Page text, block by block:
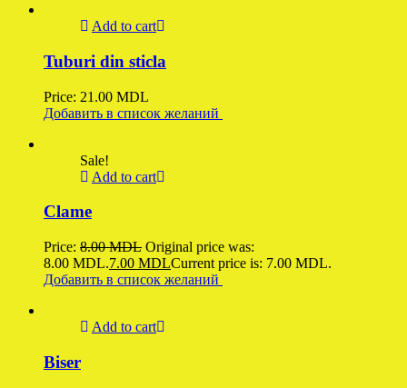
Add to cart
Tuburi din sticla
Price: 21.00 MDL
Добавить в список желаний
Sale!
Add to cart
Clame
Price: 8.00MDL Original price was:
8.00 MDL.7.00 MDLCurrent price is: 7.00 MDL.
Добавить в список желаний
Add to cart
Biser